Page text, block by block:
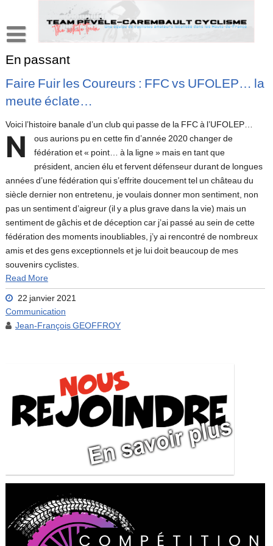
content
L’association
Histoire d’un club comme les autres …
Organisations
La Transpévèloise Classic’
Le Mountainbike Pévèl’Tour
Roulez au féminin
Les disciplines
Adhérents
Le bureau
Les filles
Partenariat
Dossier sponsoring
Résultats
Press-book
Newsletters
Presse locale
« Blog à part »
Parlons vélo…
Parlons de tout…
J’ai lu pour vous…
Photos
Téléchargez nos fonds d’écran…
Albums
Vidéos
En passant
Faire Fuir les Coureurs : FFC vs UFOLEP… la
meute éclate…
Voici l’histoire banale d’un club qui passe de la FFC à l’UFOLEP…
N
ous aurions pu en cette fin d’année 2020 changer de
fédération et « point… à la ligne » mais en tant que
président, ancien élu et fervent défenseur durant de longues
années d’une fédération qui s’effrite doucement tel un château du
siècle dernier non entretenu, je voulais donner mon sentiment, non
pas un sentiment d’aigreur (il y a plus grave dans la vie) mais un
sentiment de gâchis et de déception car j’ai passé au sein de cette
fédération des moments inoubliables, j’y ai rencontré de nombreux
amis et des gens exceptionnels et je lui doit beaucoup de mes
souvenirs cyclistes.
Read More
22 janvier 2021
Communication
Jean-François GEOFFROY